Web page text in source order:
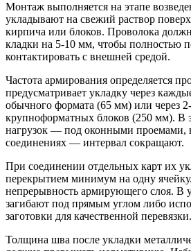
Монтаж выполняется на этапе
укладывают на свежий раствор
кирпича или блоков. Проволока
кладки на 5-10 мм, чтобы полностью
контактировать с внешней средой.
Частота армирования определяется
предусматривает укладку через
обычного формата (65 мм) или через
крупноформатных блоков (250 мм). В
нагрузок — под оконными проемами,
соединениях — интервал сокращают.
При соединении отдельных карт их
перекрытием минимум на одну
непрерывность армирующего слоя. В
загибают под прямым углом либо
заготовки для качественной перевязки.
Толщина шва после укладки